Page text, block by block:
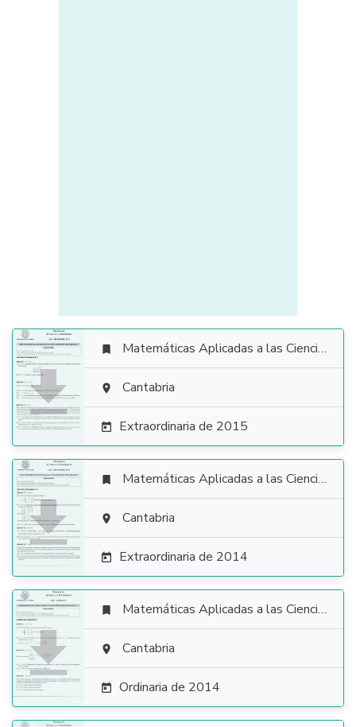

 Matemáticas Aplicadas a las Ciencias Sociales
 Cantabria
 Extraordinaria de 2015

 Matemáticas Aplicadas a las Ciencias Sociales
 Cantabria
 Extraordinaria de 2014

 Matemáticas Aplicadas a las Ciencias Sociales
 Cantabria
 Ordinaria de 2014